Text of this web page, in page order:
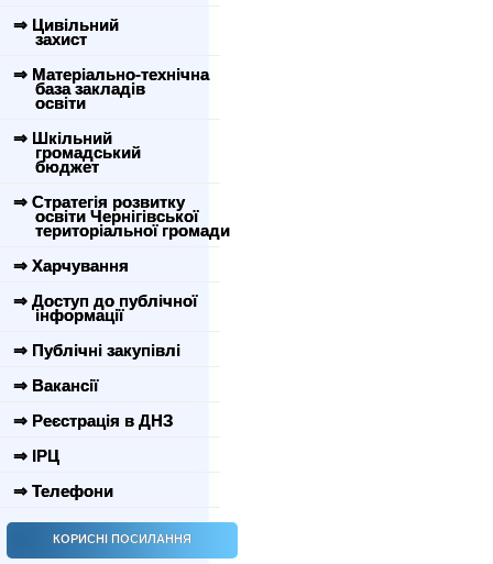
⇒ Цивільний
захист
⇒ Матеріально-технічна
база закладів
освіти
⇒ Шкільний
громадський
бюджет
⇒ Стратегія розвитку
освіти Чернігівської
територіальної громади
⇒ Харчування
⇒ Доступ до публічної
інформації
⇒ Публічні закупівлі
⇒ Вакансії
⇒ Реєстрація в ДНЗ
⇒ ІРЦ
⇒ Телефони
КОРИСНІ ПОСИЛАННЯ